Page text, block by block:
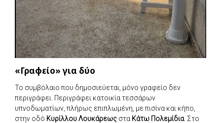
«Γραφείο» για δύο
Το συμβόλαιο που δημοσιεύεται, μόνο γραφείο δεν
περιγράφει. Περιγράφει κατοικία τεσσάρων
υπνοδωματίων, πλήρως επιπλωμένη, με πισίνα και κήπο,
στην οδό Κυρίλλου Λουκάρεως στα Κάτω Πολεμίδια. Στο